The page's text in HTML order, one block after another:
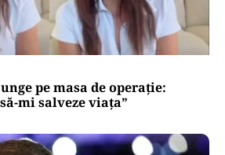
pe masa de operație:
mi salveze viața”